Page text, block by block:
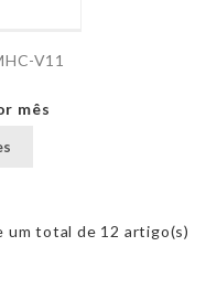
V11
mês
um total de 12 artigo(s)